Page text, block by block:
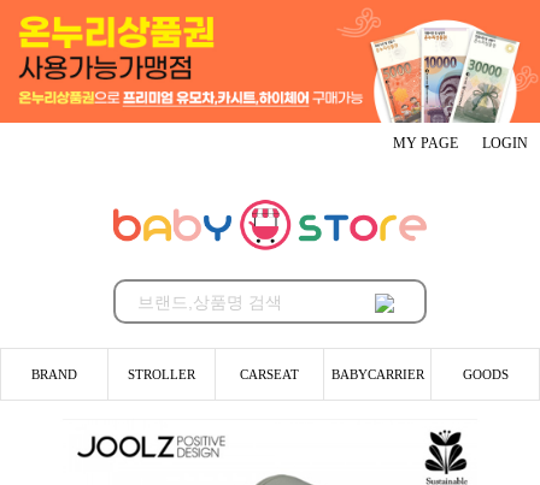
MY PAGE LOGIN
BRAND STROLLER CARSEAT BABYCARRIER GOODS